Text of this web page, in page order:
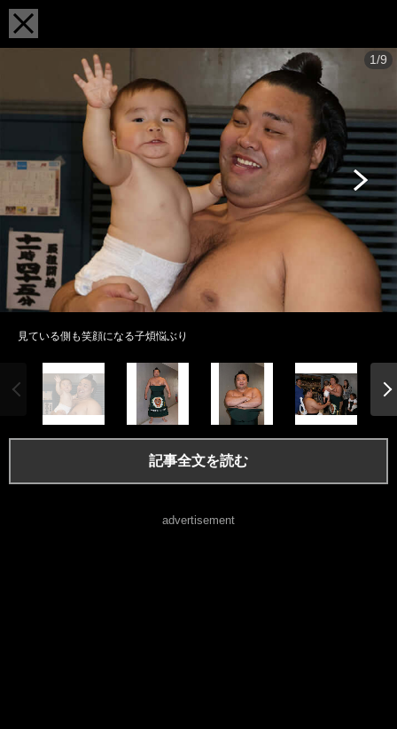
1/9
見ている側も笑顔になる子煩悩ぶり
記事全文を読む
advertisement